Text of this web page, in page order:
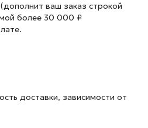
ваш заказ строкой
более 30 000 ₽
доставки, зависимости от